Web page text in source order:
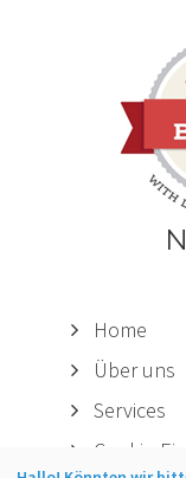
Home
Über uns
Services
Cookie-